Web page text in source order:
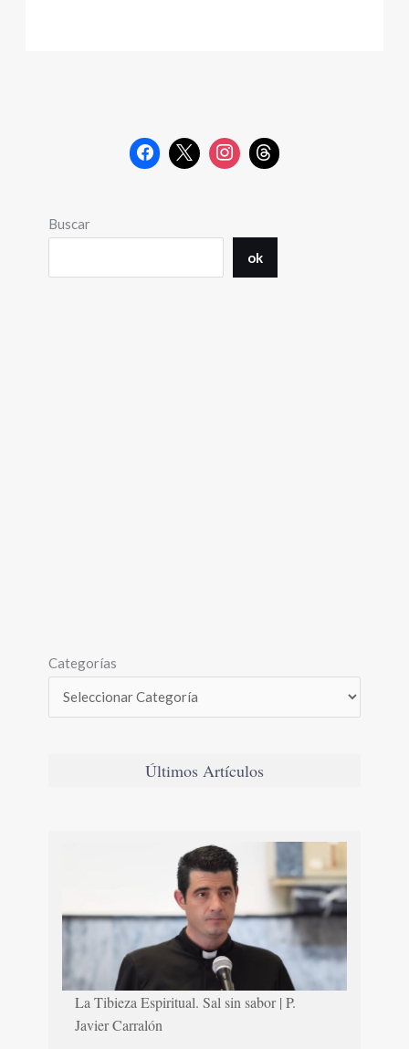
Buscar
ok
Categorías
Últimos Artículos
La Tibieza Espiritual. Sal sin sabor | P.
Javier Carralón